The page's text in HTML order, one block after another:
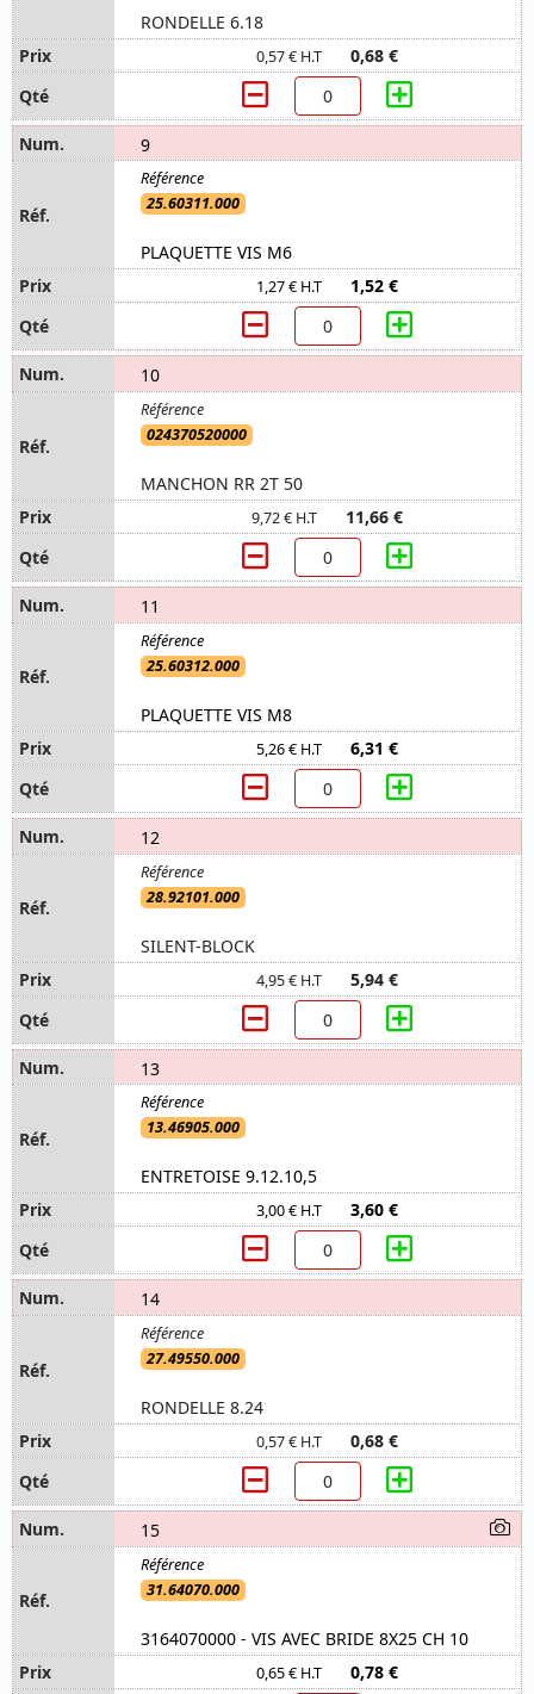
RONDELLE 6.18
0,57 € H.T 0,68 €
9
25.60311.000
PLAQUETTE VIS M6
1,27 € H.T 1,52 €
10
024370520000
MANCHON RR 2T 50
9,72 € H.T 11,66 €
11
25.60312.000
PLAQUETTE VIS M8
5,26 € H.T 6,31 €
12
28.92101.000
SILENT-BLOCK
4,95 € H.T 5,94 €
13
13.46905.000
ENTRETOISE 9.12.10,5
3,00 € H.T 3,60 €
14
27.49550.000
RONDELLE 8.24
0,57 € H.T 0,68 €
15
31.64070.000
3164070000 - VIS AVEC BRIDE 8X25 CH 10
0,65 € H.T 0,78 €